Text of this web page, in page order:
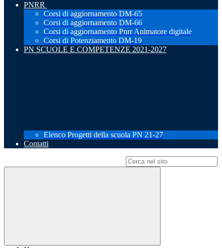
PNRR
Corsi di aggiornamento DM-65
Corsi di aggiornamento DM-66
Corsi di aggiornamento Pnrr Animatore digitale
Corsi di Potenziamento DM-19
PN SCUOLE E COMPETENZE 2021-2027
Elenco Progetti della scuola PN 21-27
Contatti